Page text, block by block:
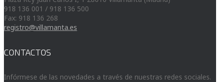
918 136 001 / 918 136 500
Fax: 918 136 268
registro@villamanta.es
CONTACTOS
Infórmese de las novedades a través de nuestras redes sociales.